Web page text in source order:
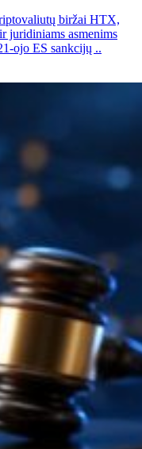
biržai HTX,
juridiniams asmenims
ojo ES sankcijų ..